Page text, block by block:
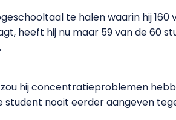
te halen waarin hij 160
heeft hij nu maar 59 van de 60
zou hij concentratieproblemen
student nooit eerder aangeven